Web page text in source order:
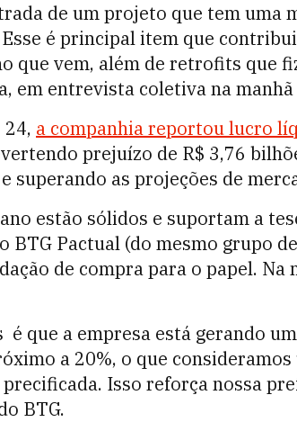
de um projeto que tem uma
é principal item que
que vem, além de retrofits que
em entrevista coletiva na
a companhia reportou lucro
prejuízo de R$ 3,76
superando as projeções de
estão sólidos e suportam a
BTG Pactual (do mesmo grupo
de compra para o papel. Na
é que a empresa está gerando
a 20%, o que
Isso reforça nossa
BTG.